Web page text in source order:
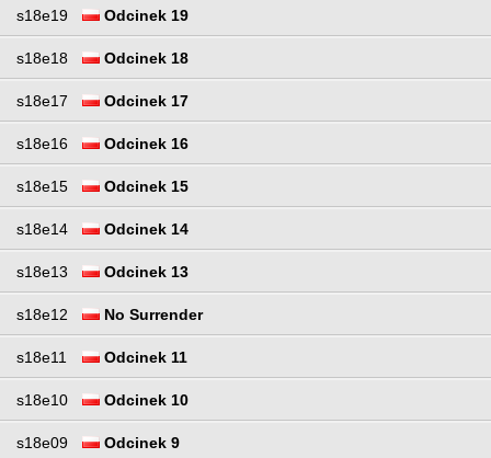
s18e19 Odcinek 19
s18e18 Odcinek 18
s18e17 Odcinek 17
s18e16 Odcinek 16
s18e15 Odcinek 15
s18e14 Odcinek 14
s18e13 Odcinek 13
s18e12 No Surrender
s18e11 Odcinek 11
s18e10 Odcinek 10
s18e09 Odcinek 9